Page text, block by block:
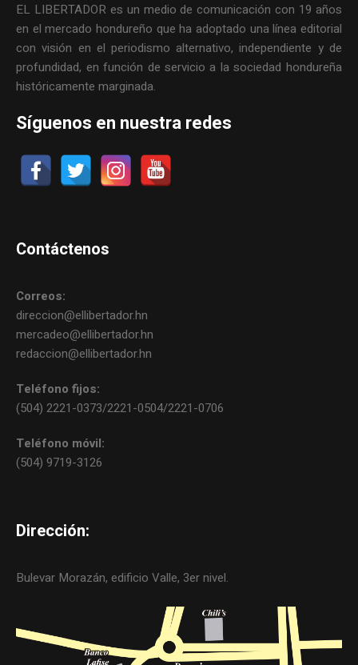
EL LIBERTADOR es un medio de comunicación con 19 años
en el mercado hondureño que ha adoptado una línea editorial
con visión en el periodismo alternativo, independiente y de
profundidad, en función de servicio a la sociedad hondureña
históricamente marginada.
Síguenos en nuestra redes
Contáctenos
Correos:
direccion@ellibertador.hn
mercadeo@ellibertador.hn
redaccion@ellibertador.hn
Teléfono fijos:
(504) 2221-0373/2221-0504/2221-0706
Teléfono móvil:
(504) 9719-3126
Dirección:
Bulevar Morazán, edificio Valle, 3er nivel.